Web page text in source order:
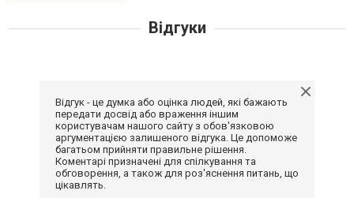
Відгуки
Відгук - це думка або оцінка людей, які бажають
передати досвід або враження іншим
користувачам нашого сайту з обов'язковою
аргументацією залишеного відгука. Це допоможе
багатьом прийняти правильне рішення.
Коментарі призначені для спілкування та
обговорення, а також для роз'яснення питань, що
цікавлять.